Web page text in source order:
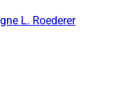
L. Roederer